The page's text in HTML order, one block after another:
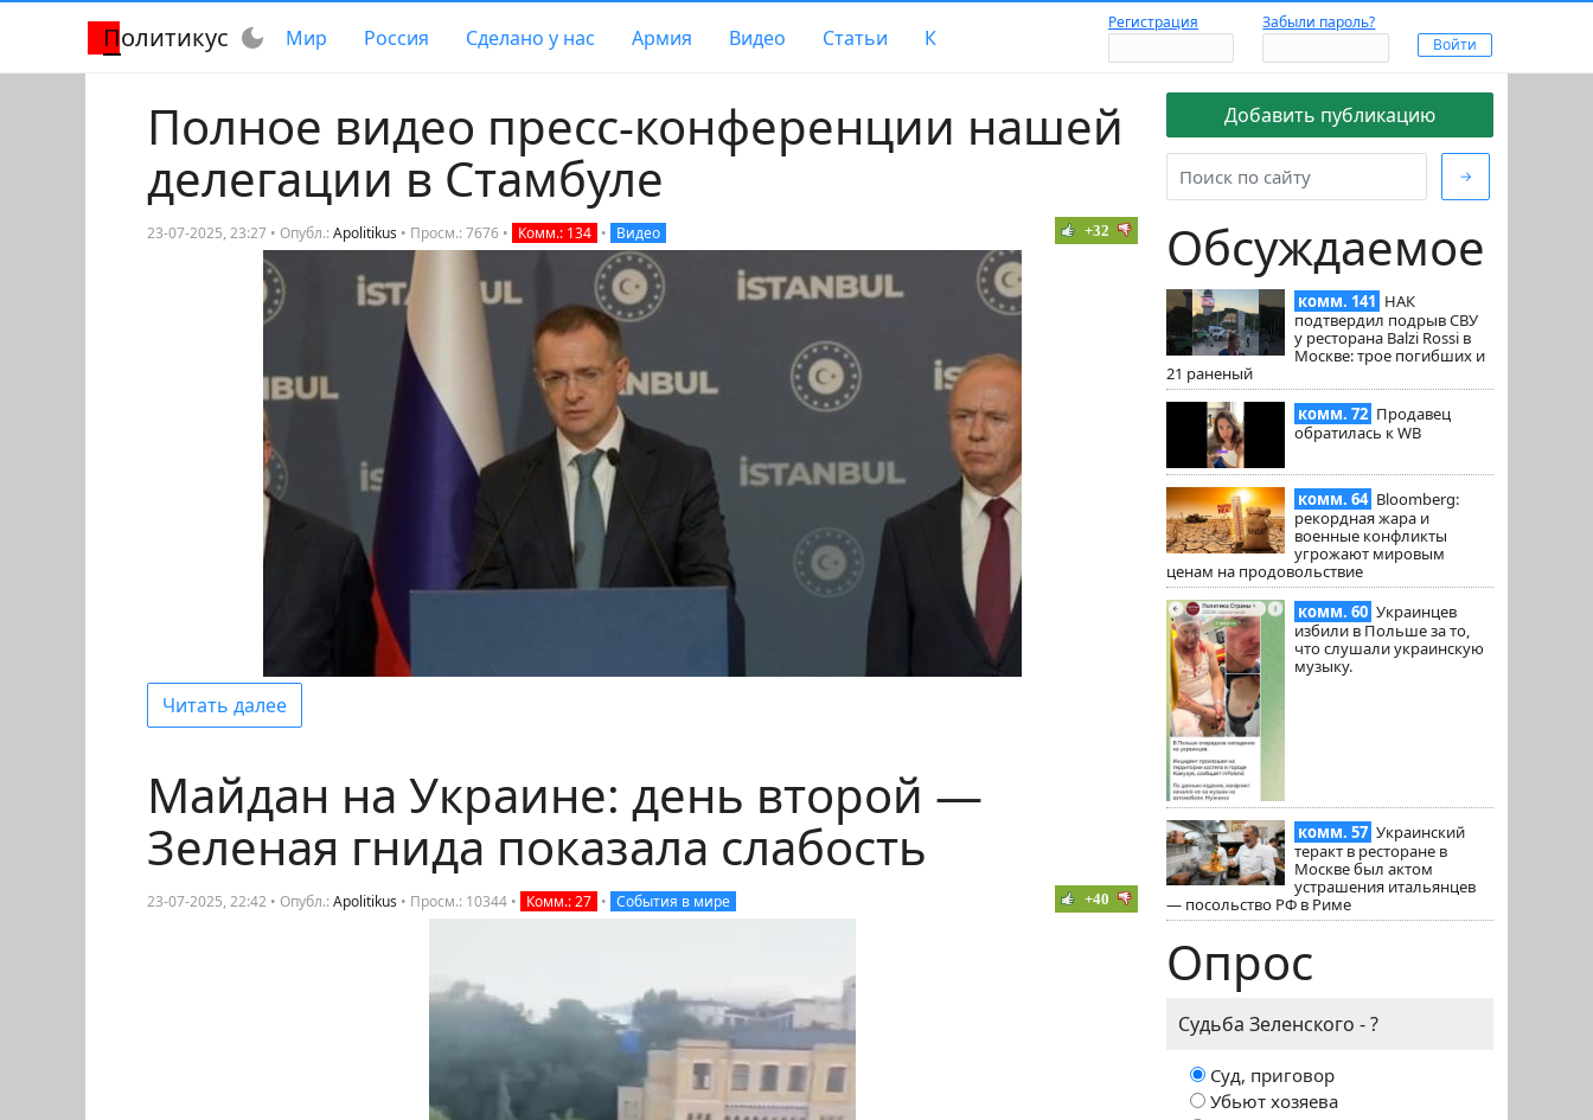
Политикус dark_mode Мир Россия Сделано у нас Армия Видео Статьи К
Регистрация Забыли пароль?
Добавить публикацию
→
Обсуждаемое
комм. 141 НАК
подтвердил подрыв СВУ
у ресторана Balzi Rossi в
Москве: трое погибших и
21 раненый
комм. 72 Продавец
обратилась к WB
комм. 64 Bloomberg:
рекордная жара и
военные конфликты
угрожают мировым
ценам на продовольствие
комм. 60 Украинцев
избили в Польше за то,
что слушали украинскую
музыку.
комм. 57 Украинский
теракт в ресторане в
Москве был актом
устрашения итальянцев
— посольство РФ в Риме
Опрос
Судьба Зеленского - ?
Суд, приговор
Убьют хозяева
Полное видео пресс-конференции нашей
делегации в Стамбуле
23-07-2025, 23:27 • Опубл.:Apolitikus • Просм.: 7676 • Комм.: 134 • Видео +32
Читать далее
Майдан на Украине: день второй —
Зеленая гнида показала слабость
23-07-2025, 22:42 • Опубл.:Apolitikus • Просм.: 10344 • Комм.: 27 • События в мире +40